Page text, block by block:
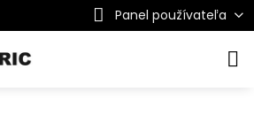
Panel používateľa